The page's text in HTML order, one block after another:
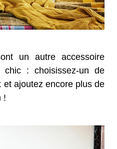
un autre accessoire
: choisissez-un de
ajoutez encore plus de
!